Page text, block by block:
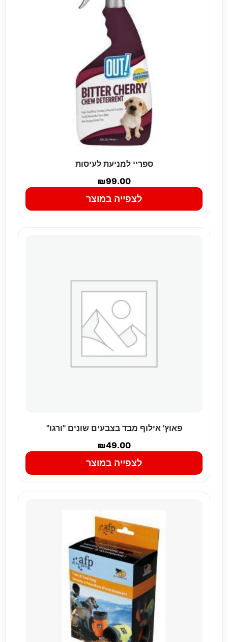
ספריי למניעת לעיסות
₪99.00
לצפייה במוצר
פאוץ' אילוף מבד בצבעים שונים "ורגו"
₪49.00
לצפייה במוצר